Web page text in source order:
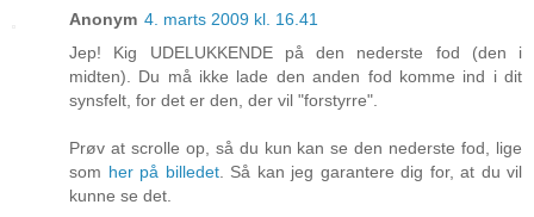
Anonym 4. marts 2009 kl. 16.41
Jep! Kig UDELUKKENDE på den nederste fod (den i
midten). Du må ikke lade den anden fod komme ind i dit
synsfelt, for det er den, der vil "forstyrre".
Prøv at scrolle op, så du kun kan se den nederste fod, lige
som her på billedet. Så kan jeg garantere dig for, at du vil
kunne se det.